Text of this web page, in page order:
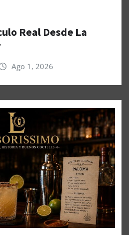
Real Desde La
Ago 1, 2026